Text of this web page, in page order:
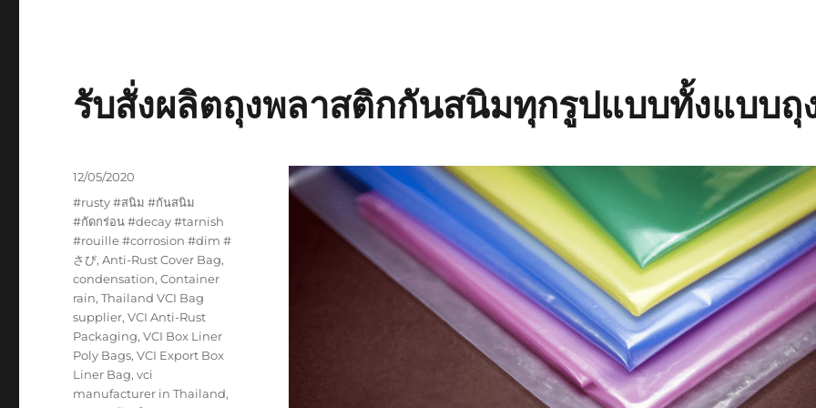
รับสั่งผลิตถุงพลาสติกกันสนิมทุกรูปแบบทั้งแบบถุ
Posted
on
12/05/2020
Tags
#rusty #สนิม #กันสนิม
#กัดกร่อน #decay #tarnish
#rouille #corrosion #dim #
さび,Anti-Rust Cover Bag,
condensation,Container
rain,Thailand VCI Bag
supplier,VCI Anti-Rust
Packaging,VCI Box Liner
Poly Bags,VCI Export Box
Liner Bag,vci
manufacturer in Thailand,